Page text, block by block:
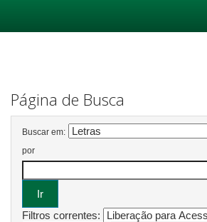
Página de Busca
Buscar em:
por
Filtros correntes: